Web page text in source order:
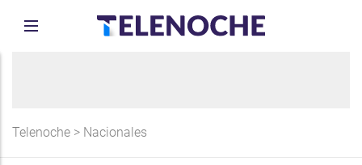
Telenoche > Nacionales